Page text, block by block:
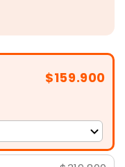
$159.900